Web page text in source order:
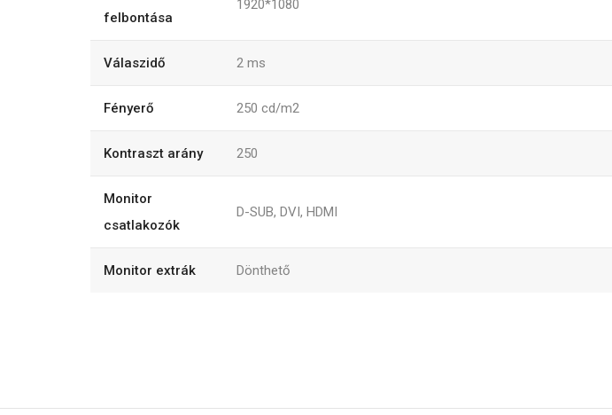
felbontása
1920*1080
Válaszidő 2 ms
Fényerő 250 cd/m2
Kontraszt arány 250
Monitor
csatlakozók
D-SUB, DVI, HDMI
Monitor extrák Dönthető